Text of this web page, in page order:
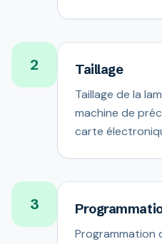
2 Taillage
Taillage de la
machine de
carte
3
Programmation